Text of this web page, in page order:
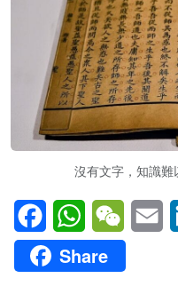
沒有文字，知識難
FacebookWhatsAppWeChat
Share